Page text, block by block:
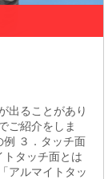
出ることがあり
ご紹介をしま
例 ３．タッチ面
タッチ面とは
アルマイトタッ